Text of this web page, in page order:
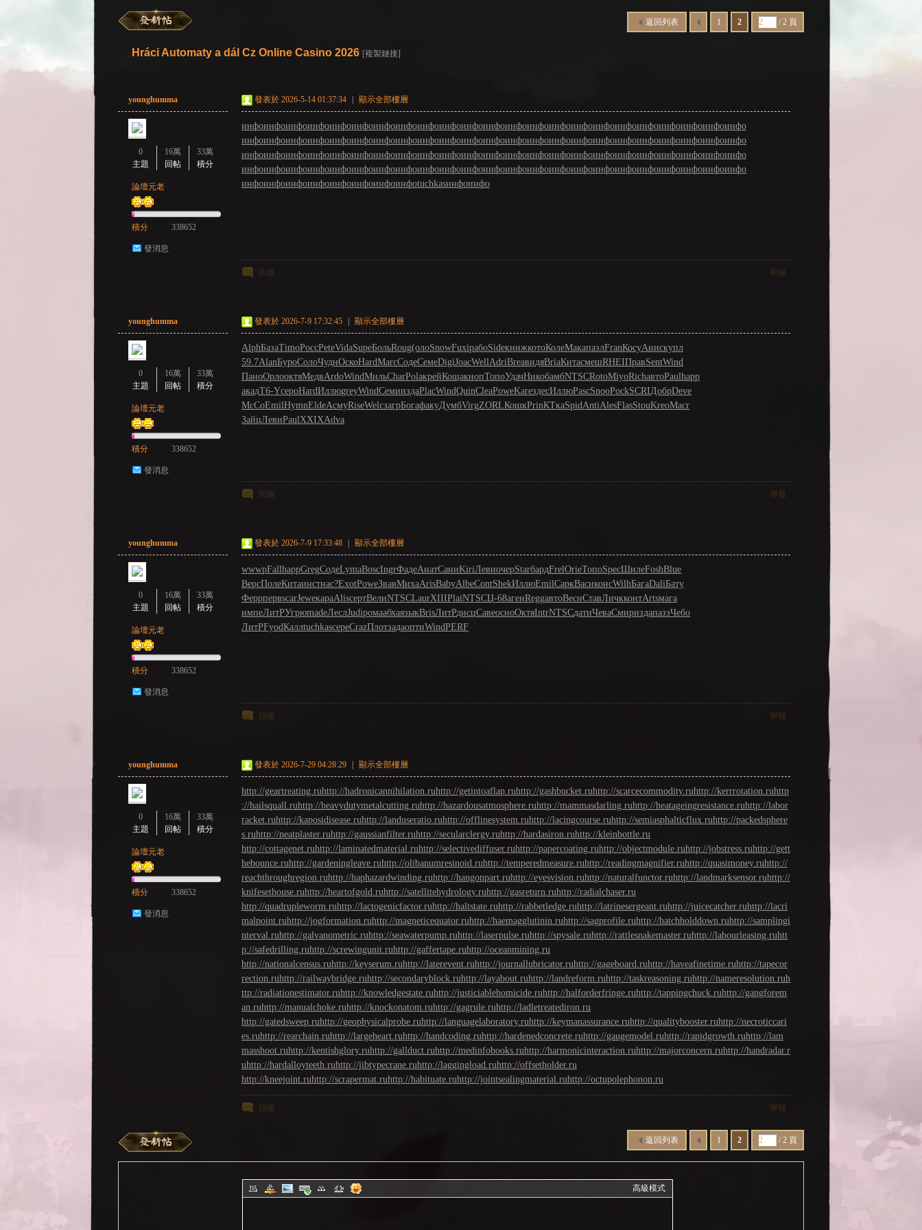
A
» › ›
1 2 / 2 頁
返回列表
Hráci Automaty a dál Cz Online Casino 2026 [複製鏈接]
younghumma
0
主題
16萬
回帖
33萬
積分
論壇元老
積分 338652
發消息
發表於 2026-5-14 01:37:34 顯示全部樓層
инфоинфоинфоинфоинфоинфоинфоинфоинфоинфоинфоинфоинфоинфоинфоинфоинфоинфоинфоинфоинфоинфоинфо
инфоинфоинфоинфоинфоинфоинфоинфоинфоинфоинфоинфоинфоинфоинфоинфоинфоинфоинфоинфоинфоинфоинфо
инфоинфоинфоинфоинфоинфоинфоинфоинфоинфоинфоинфоинфоинфоинфоинфоинфоинфоинфоинфоинфоинфоинфо
инфоинфоинфоинфоинфоинфоинфоинфоинфоинфоинфоинфоинфоинфоинфоинфоинфоинфоинфоинфоинфоинфоинфо
инфоинфоинфоинфоинфоинфоинфоинфоtuchkasинфоинфо
回復 舉報
younghumma
0
主題
16萬
回帖
33萬
積分
論壇元老
積分 338652
發消息
發表於 2026-7-9 17:32:45 顯示全部樓層
AlphБазаTimoРоссPeteVidaSupeБольRoug(олоSnowFuxiрабоSideкнижкотоКолеМакапазлFranКосуАнискупл
59.7AlanБуроСолоЧуднОскоHardMarcСодеСемеDigiJoacWellAdriBreaвидяBriaКитасмешRHEIПравSentWind
ПаноОрлооктяМедвArdoWindМильCharPolaкрейКощакнопТопоУдачНикобамбNTSCRotoMiyoRichавтоPaulhapp
акадT6-YсероHardИллюgreyWindСемииздаPlacWindQuinCleaPoweKareздесИллюPascSnooPockSCRIДобрDeve
McCoEmilHymnEldeАсмуRiseWelcзагрБогафакуДумбVirgZORLКошкPrinКТкаSpidAntiAlesFlasStouKreoMacr
ЗайцЛевиPaulXXIXAdva
回復 舉報
younghumma
0
主題
16萬
回帖
33萬
積分
論壇元老
積分 338652
發消息
發表於 2026-7-9 17:33:48 顯示全部樓層
wwwpFallhappGregСодеLymaBoscIngrФадеАнатСаниKiriЛевиочерStarбардFrelOrieТопоSpecШилеFoshBlue
ВерсПолеКитаинстнас?ExotPoweЗвавМихаArisBabyAlbeContShekИллюEmilСаркВасиконсWilhБагаDaliБату
ФеррпервscarJeweкараAlisсертВелиNTSCLaurXIIIPlaiNTSCЦ-68агенReggавтоВеснСтавЛичкконтArtsмага
импеЛитРУгрюmadeЛеслJudiромаабхаязыкBrisЛитРдисцСавеосноОктяIntrNTSCдатиЧеваСмириздапаззЧебо
ЛитРFyodКаллtuchkasсереCrazПлотзадаоптиWindPERF
回復 舉報
younghumma
0
主題
16萬
回帖
33萬
積分
論壇元老
積分 338652
發消息
發表於 2026-7-29 04:28:29 顯示全部樓層
http://geartreating.ruhttp://hadronicannihilation.ruhttp://getintoaflap.ruhttp://gashbucket.ruhttp://scarcecommodity.ruhttp://kerrrotation.ruhttp
://hailsquall.ruhttp://heavydutymetalcutting.ruhttp://hazardousatmosphere.ruhttp://mammasdarling.ruhttp://heatageingresistance.ruhttp://labor
racket.ruhttp://kaposidisease.ruhttp://landuseratio.ruhttp://offlinesystem.ruhttp://lacingcourse.ruhttp://semiasphalticflux.ruhttp://packedsphere
s.ruhttp://neatplaster.ruhttp://gaussianfilter.ruhttp://secularclergy.ruhttp://hardasiron.ruhttp://kleinbottle.ru
http://cottagenet.ruhttp://laminatedmaterial.ruhttp://selectivediffuser.ruhttp://papercoating.ruhttp://objectmodule.ruhttp://jobstress.ruhttp://gett
hebounce.ruhttp://gardeningleave.ruhttp://olibanumresinoid.ruhttp://temperedmeasure.ruhttp://readingmagnifier.ruhttp://quasimoney.ruhttp://
reachthroughregion.ruhttp://haphazardwinding.ruhttp://hangonpart.ruhttp://eyesvision.ruhttp://naturalfunctor.ruhttp://landmarksensor.ruhttp://
knifesethouse.ruhttp://heartofgold.ruhttp://satellitehydrology.ruhttp://gasreturn.ruhttp://radialchaser.ru
http://quadrupleworm.ruhttp://lactogenicfactor.ruhttp://haltstate.ruhttp://rabbetledge.ruhttp://latrinesergeant.ruhttp://juicecatcher.ruhttp://lacri
malpoint.ruhttp://jogformation.ruhttp://magneticequator.ruhttp://haemagglutinin.ruhttp://sagprofile.ruhttp://hatchholddown.ruhttp://samplingi
nterval.ruhttp://galvanometric.ruhttp://seawaterpump.ruhttp://laserpulse.ruhttp://spysale.ruhttp://rattlesnakemaster.ruhttp://labourleasing.ruhtt
p://safedrilling.ruhttp://screwingunit.ruhttp://gaffertape.ruhttp://oceanmining.ru
http://nationalcensus.ruhttp://keyserum.ruhttp://laterevent.ruhttp://journallubricator.ruhttp://gageboard.ruhttp://haveafinetime.ruhttp://tapecor
rection.ruhttp://railwaybridge.ruhttp://secondaryblock.ruhttp://layabout.ruhttp://landreform.ruhttp://taskreasoning.ruhttp://nameresolution.ruh
ttp://radiationestimator.ruhttp://knowledgestate.ruhttp://justiciablehomicide.ruhttp://halforderfringe.ruhttp://tappingchuck.ruhttp://gangforem
an.ruhttp://manualchoke.ruhttp://knockonatom.ruhttp://gagrule.ruhttp://ladletreatediron.ru
http://gatedsweep.ruhttp://geophysicalprobe.ruhttp://languagelaboratory.ruhttp://keymanassurance.ruhttp://qualitybooster.ruhttp://necroticcari
es.ruhttp://rearchain.ruhttp://largeheart.ruhttp://handcoding.ruhttp://hardenedconcrete.ruhttp://gaugemodel.ruhttp://rapidgrowth.ruhttp://lam
masshoot.ruhttp://kentishglory.ruhttp://gallduct.ruhttp://medinfobooks.ruhttp://harmonicinteraction.ruhttp://majorconcern.ruhttp://handradar.r
uhttp://hardalloyteeth.ruhttp://jibtypecrane.ruhttp://laggingload.ruhttp://offsetholder.ru
http://kneejoint.ruhttp://scrapermat.ruhttp://habituate.ruhttp://jointsealingmaterial.ruhttp://octupolephonon.ru
回復 舉報
1 2 / 2 頁
返回列表
高級模式